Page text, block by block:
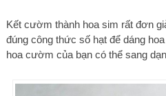
Kết cườm thành hoa sim rất đơn
đúng công thức số hạt để dáng
hoa cườm của bạn có thể sang